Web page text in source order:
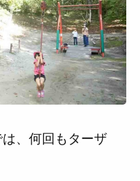
、何回もターザ